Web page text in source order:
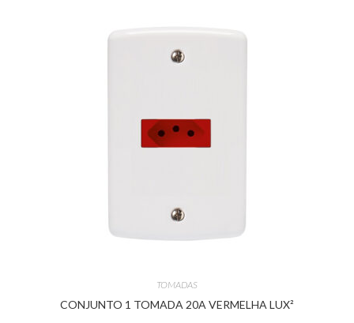
TOMADAS
CONJUNTO 1 TOMADA 20A VERMELHA LUX²